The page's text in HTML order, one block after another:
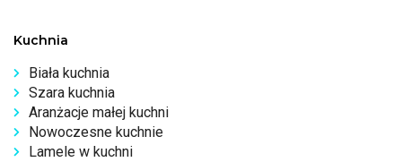
Kuchnia
Biała kuchnia
Szara kuchnia
Aranżacje małej kuchni
Nowoczesne kuchnie
Lamele w kuchni